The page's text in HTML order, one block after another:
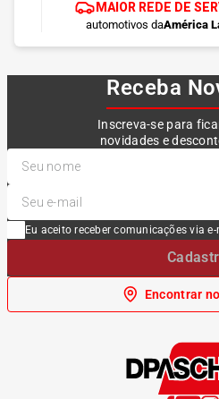
MAIOR REDE DE
automotivos daAmérica
Receba
Inscreva-se para
novidades e
Eu aceito receber comunicações via e-
Encontrar